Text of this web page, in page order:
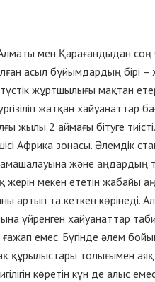
мен Қарағандыдан соң
асыл бұйымдардың бірі –
жұртшылығы мақтан
жатқан хайуанаттар
2 аймағы бітуге тиісті.
Африка зонасы. Әлемдік
және аңдардың
жерін мекен ететін жабайы
артып та кеткен көрінеді.
үйренген хайуанаттар
емес. Бүгінде әлем
құрылыстары толығымен
көретін күн де алыс